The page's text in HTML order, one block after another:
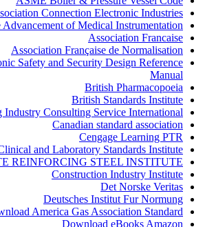
Connection Electronic Industries
of Medical Instrumentation
Association Francaise
Association Française de Normalisation
Safety and Security Design Reference
Manual
British Pharmacopoeia
British Standards Institute
Industry Consulting Service International
Canadian standard association
Cengage Learning PTR
and Laboratory Standards Institute
REINFORCING STEEL INSTITUTE
Construction Industry Institute
Det Norske Veritas
Deutsches Institut Fur Normung
America Gas Association Standard
Download eBooks Amazon